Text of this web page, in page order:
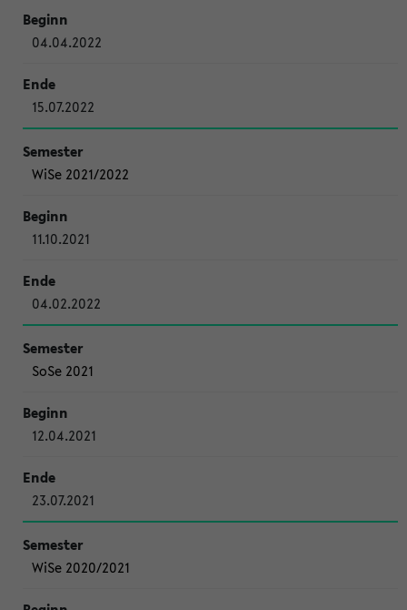
04.04.2022
15.07.2022
WiSe 2021/2022
11.10.2021
04.02.2022
SoSe 2021
12.04.2021
23.07.2021
WiSe 2020/2021